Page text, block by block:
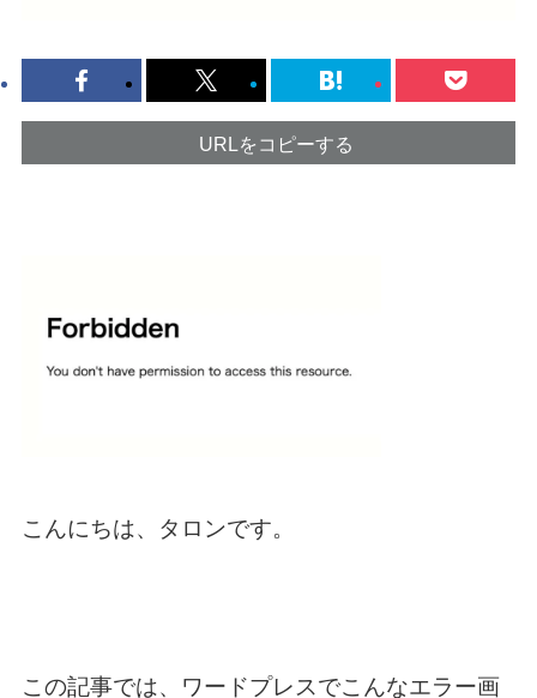
URLをコピーする
こんにちは、タロンです。
この記事では、ワードプレスでこんなエラー画